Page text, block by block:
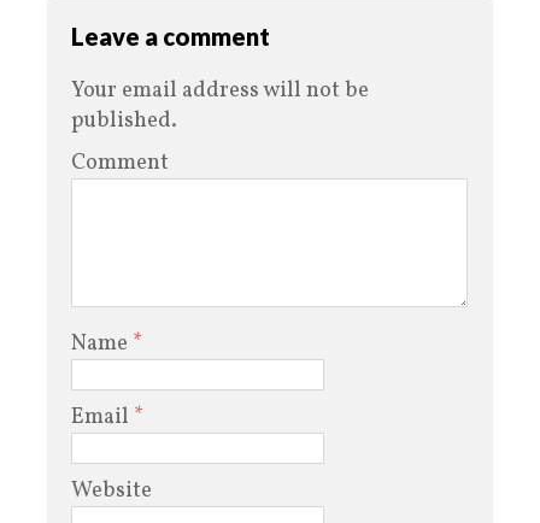
Leave a comment
Your email address will not be
published.
Comment
Name *
Email *
Website